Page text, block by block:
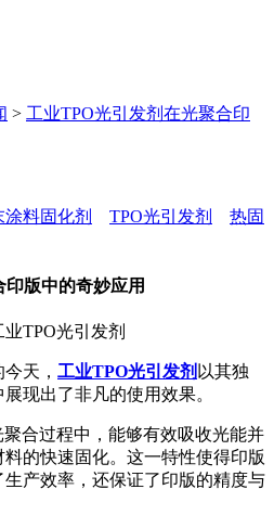
> 工业TPO光引发剂在光聚合印
涂料固化剂 TPO光引发剂
热固
版中的奇妙应用
TPO光引发剂
天， 工业TPO光引发剂 以其独
现出了非凡的使用效果。
合过程中，能够有效吸收光能并
的快速固化。这一特性使得印版
产效率，还保证了印版的精度与